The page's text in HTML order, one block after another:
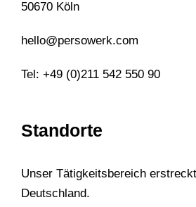
50670 Köln
hello@persowerk.com
Tel: +49 (0)211 542 550 90
Standorte
Unser Tätigkeitsbereich
Deutschland.